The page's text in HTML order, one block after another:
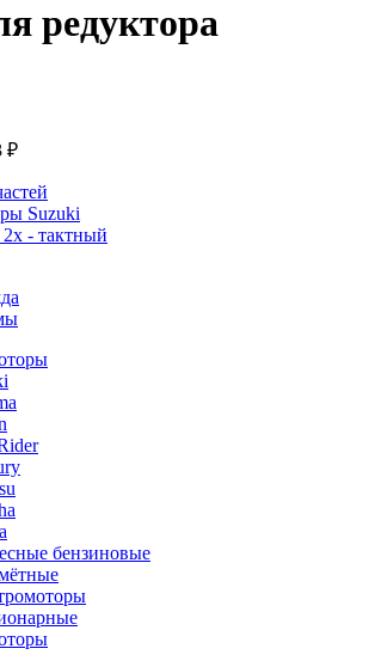
редуктора
₽
Suzuki
2x - тактный
бензиновые